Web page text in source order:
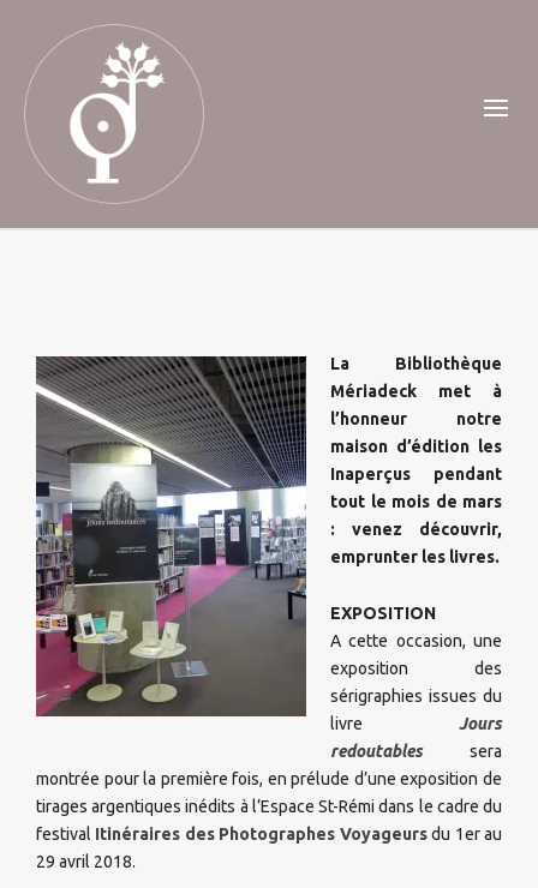
La Bibliothèque
Mériadeck met à
l’honneur notre
maison d’édition les
Inaperçus pendant
tout le mois de mars
: venez découvrir,
emprunter les livres.
EXPOSITION
A cette occasion, une
exposition des
sérigraphies issues du
livre Jours
redoutablessera
montrée pour la première fois, en prélude d’une exposition de
tirages argentiques inédits à l’Espace St-Rémi dans le cadre du
festival Itinéraires des Photographes Voyageursdu 1er au
29 avril 2018.